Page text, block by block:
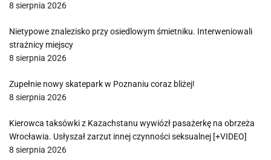
8 sierpnia 2026
Nietypowe znalezisko przy osiedlowym śmietniku. Interweniowali
strażnicy miejscy
8 sierpnia 2026
Zupełnie nowy skatepark w Poznaniu coraz bliżej!
8 sierpnia 2026
Kierowca taksówki z Kazachstanu wywiózł pasażerkę na obrzeża
Wrocławia. Usłyszał zarzut innej czynności seksualnej [+VIDEO]
8 sierpnia 2026